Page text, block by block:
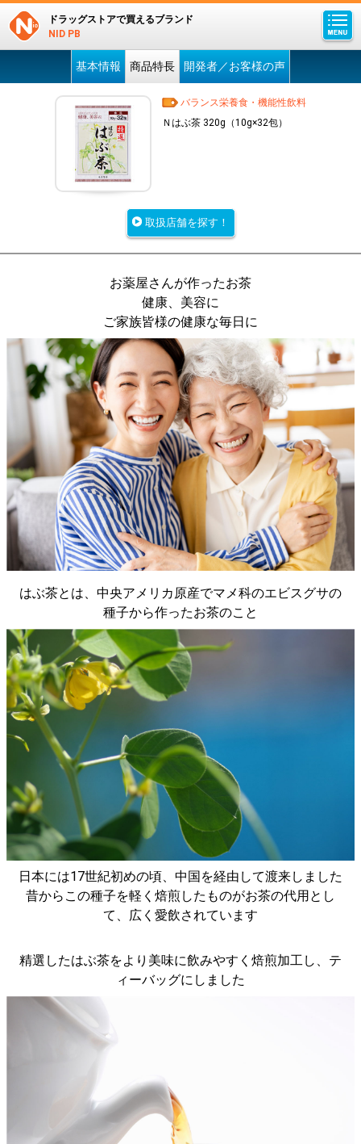
ドラッグストアで買えるブランド
NID PB
基本情報 商品特長 開発者／お客様の声
バランス栄養食・機能性飲料
Ｎはぶ茶 320g（10g×32包）
取扱店舗を探す！